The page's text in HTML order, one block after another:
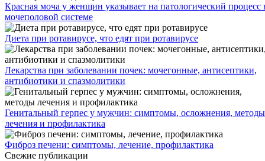
Красная моча у женщин указывает на патологический процесс
мочеполовой системе
Диета при ротавирусе, что едят при ротавирусе
Лекарства при заболевании почек: мочегонные, антисептики,
антибиотики и спазмолитики
Генитальный герпес у мужчин: симптомы, осложнения, методы
лечения и профилактика
Фиброз печени: симптомы, лечение, профилактика
Свежие публикации